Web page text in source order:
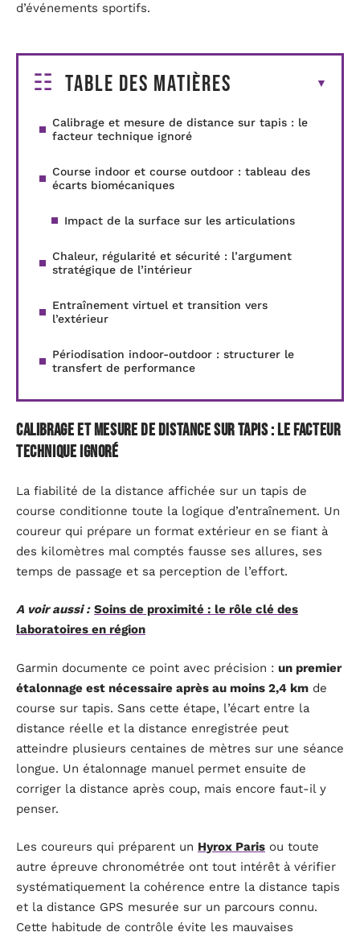
d’événements sportifs.
Table des matières
Calibrage et mesure de distance sur tapis : le
facteur technique ignoré
Course indoor et course outdoor : tableau des
écarts biomécaniques
Impact de la surface sur les articulations
Chaleur, régularité et sécurité : l’argument
stratégique de l’intérieur
Entraînement virtuel et transition vers
l’extérieur
Périodisation indoor-outdoor : structurer le
transfert de performance
Calibrage et mesure de distance sur tapis : le facteur
technique ignoré
La fiabilité de la distance affichée sur un tapis de
course conditionne toute la logique d’entraînement. Un
coureur qui prépare un format extérieur en se fiant à
des kilomètres mal comptés fausse ses allures, ses
temps de passage et sa perception de l’effort.
A voir aussi : Soins de proximité : le rôle clé des
laboratoires en région
Garmin documente ce point avec précision : un premier
étalonnage est nécessaire après au moins 2,4 km de
course sur tapis. Sans cette étape, l’écart entre la
distance réelle et la distance enregistrée peut
atteindre plusieurs centaines de mètres sur une séance
longue. Un étalonnage manuel permet ensuite de
corriger la distance après coup, mais encore faut-il y
penser.
Les coureurs qui préparent un Hyrox Paris ou toute
autre épreuve chronométrée ont tout intérêt à vérifier
systématiquement la cohérence entre la distance tapis
et la distance GPS mesurée sur un parcours connu.
Cette habitude de contrôle évite les mauvaises